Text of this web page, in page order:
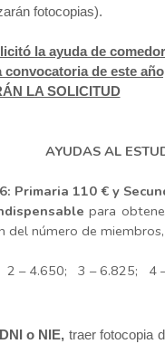
fotocopias).
la ayuda de
de este
LA SOLICITUD
AYUDAS AL
Primaria 110 € y
para
del número de
2 – 4.650; 3 – 6.825; 4
DNI o NIE, traer fotocopia